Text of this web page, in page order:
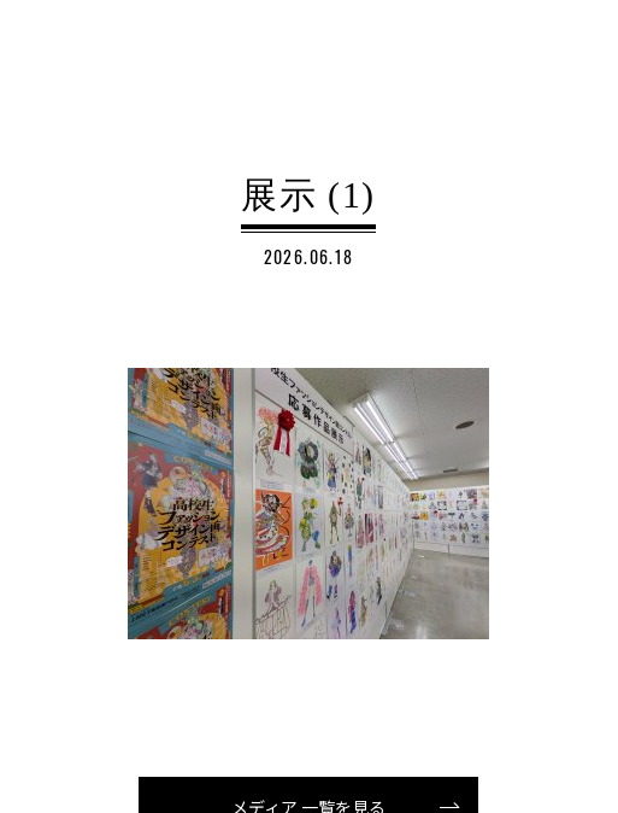
展示 (1)
2026.06.18
メディア 一覧を見る